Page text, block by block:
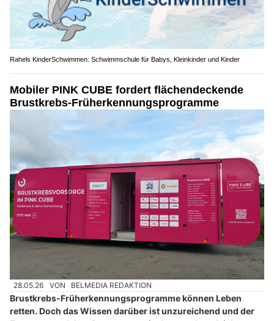
Rahels KinderSchwimmen: Schwimmschule für Babys, Kleinkinder und Kinder
Mobiler PINK CUBE fordert flächendeckende
Brustkrebs-Früherkennungsprogramme
28.05.26 VON BELMEDIA REDAKTION
Brustkrebs-Früherkennungsprogramme können Leben
retten. Doch das Wissen darüber ist unzureichend und der